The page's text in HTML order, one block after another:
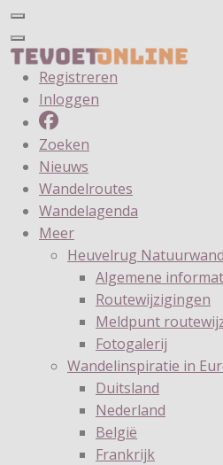
Registreren
Inloggen
Zoeken
Nieuws
Wandelroutes
Wandelagenda
Meer
Heuvelrug
Algemene
Routewijzigingen
Meldpunt
Fotogalerij
Wandelinspiratie in
Duitsland
Nederland
België
Frankrijk